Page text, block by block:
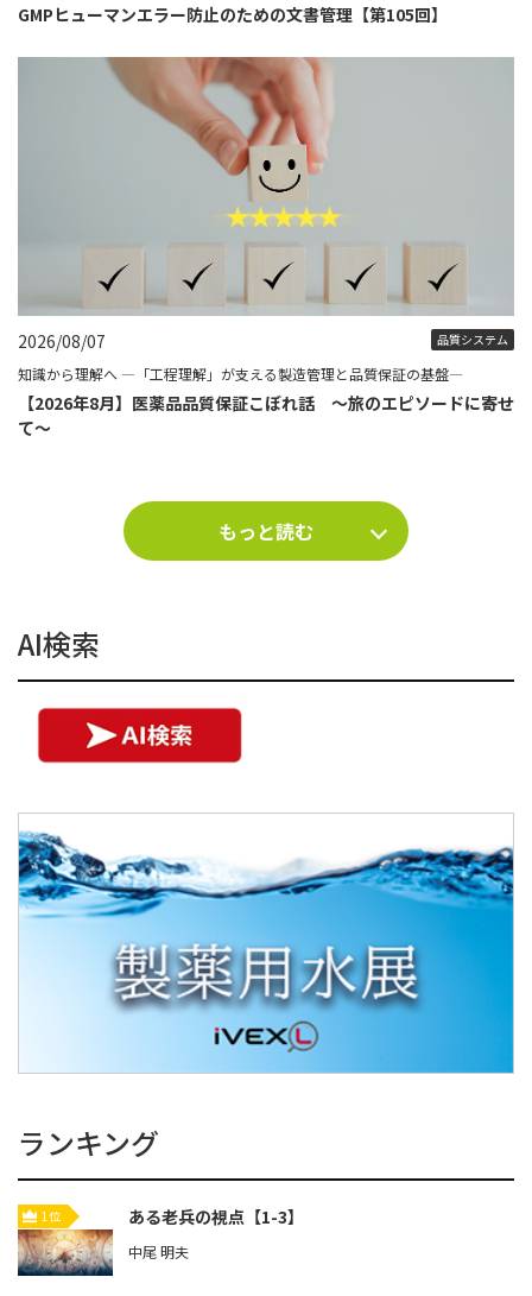
GMPヒューマンエラー防止のための文書管理【第105回】
2026/08/07 品質システム
知識から理解へ ―「工程理解」が支える製造管理と品質保証の基盤―
【2026年8月】医薬品品質保証こぼれ話 ～旅のエピソードに寄せ
て～
もっと読む
AI検索
ランキング
1位 ある老兵の視点【1-3】
中尾 明夫